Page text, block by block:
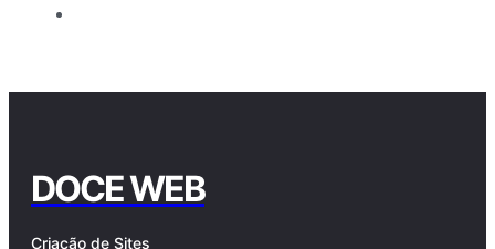
DOCE WEB
Criação de Sites